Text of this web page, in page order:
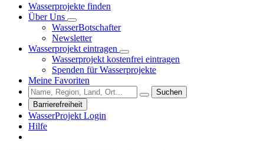
Wasserprojekte finden
Über Uns
WasserBotschafter
Newsletter
Wasserprojekt eintragen
Wasserprojekt kostenfrei eintragen
Spenden für Wasserprojekte
Meine Favoriten
Suchen
Barrierefreiheit
WasserProjekt Login
Hilfe